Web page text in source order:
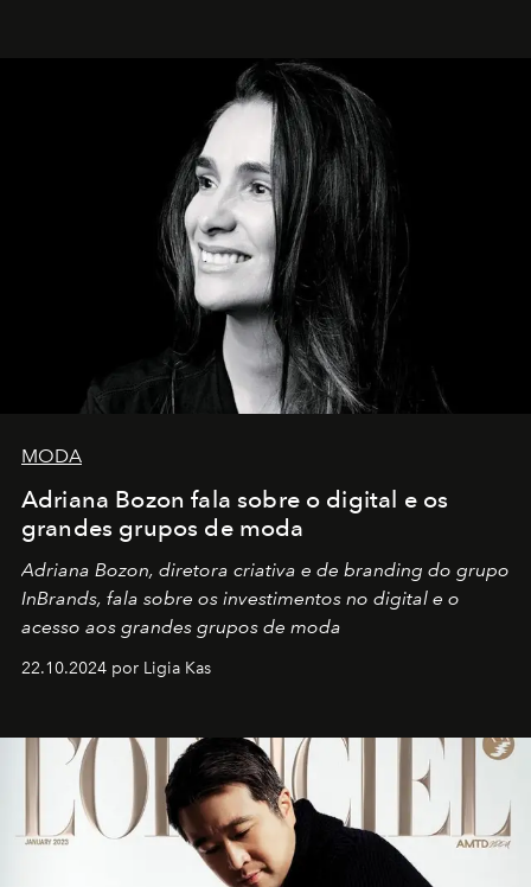
MODA
Adriana Bozon fala sobre o digital e os
grandes grupos de moda
Adriana Bozon, diretora criativa e de branding do grupo
InBrands, fala sobre os investimentos no digital e o
acesso aos grandes grupos de moda
22.10.2024 por Ligia Kas